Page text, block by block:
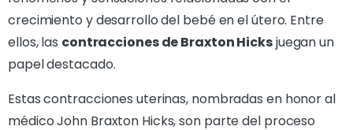
crecimiento y desarrollo del bebé en el útero. Entre
ellos, las contracciones de Braxton Hicksjuegan un
papel destacado.
Estas contracciones uterinas, nombradas en honor al
médico John Braxton Hicks, son parte del proceso